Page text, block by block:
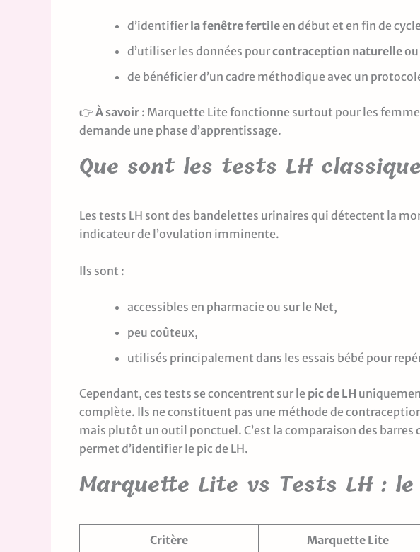
d’identifier la fenêtre fertileen début et en fin de
d’utiliser les données pourcontraception naturelleou
de bénéficier d’un cadre méthodique avec un
👉 À savoir : Marquette Lite fonctionne surtout pour les
demande une phase d’apprentissage.
Que sont les tests LH
Les tests LH sont des bandelettes urinaires qui détectent la
indicateur de l’ovulation imminente.
Ils sont :
accessibles en pharmacie ou sur le Net,
peu coûteux,
utilisés principalement dans les essais bébé pour
Cependant, ces tests se concentrent sur le pic de LH
complète. Ils ne constituent pas une méthode de
mais plutôt un outil ponctuel. C’est la comparaison des barres
permet d’identifier le pic de LH.
Marquette Lite vs Tests LH :
Critère Marquette Lite